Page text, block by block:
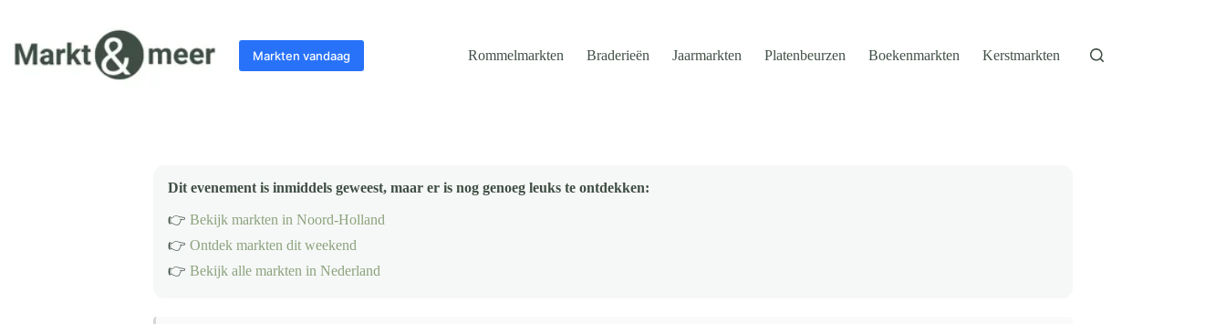
inhoud
Markten vandaag Rommelmarkten Braderieën Jaarmarkten Platenbeurzen Boekenmarkten Kerstmarkten
Dit evenement is inmiddels geweest, maar er is nog genoeg leuks te ontdekken:
👉 Bekijk markten in Noord-Holland
👉 Ontdek markten dit weekend
👉 Bekijk alle markten in Nederland